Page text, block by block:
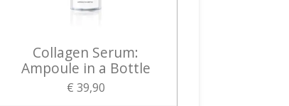
Collagen Serum:
Ampoule in a Bottle
€ 39,90